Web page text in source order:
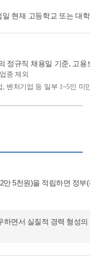
현재 고등학교 또는 대학
정규직 채용일 기준, 고용
종 제외
벤처기업 등 일부 1~5인 미만
만 5천원)을 적립하면 정부(
하면서 실질적 경력 형성의